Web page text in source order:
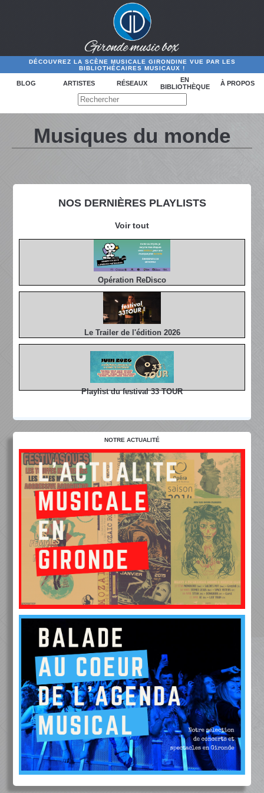
DÉCOUVREZ LA SCÈNE MUSICALE GIRONDINE VUE PAR LES
BIBLIOTHÉCAIRES MUSICAUX !
BLOG ARTISTES RÉSEAUX
EN
BIBLIOTHÈQUE
À PROPOS
NOS DERNIÈRES PLAYLISTS
Voir tout
Opération ReDisco
Le Trailer de l'édition 2026
Playlist du festival 33 TOUR
Musiques du monde
NOTRE ACTUALITÉ